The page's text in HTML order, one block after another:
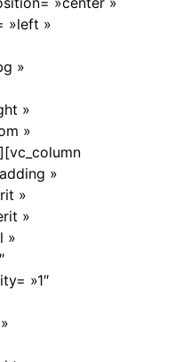
»left »
»
»
»
»
»
»
»
»1″